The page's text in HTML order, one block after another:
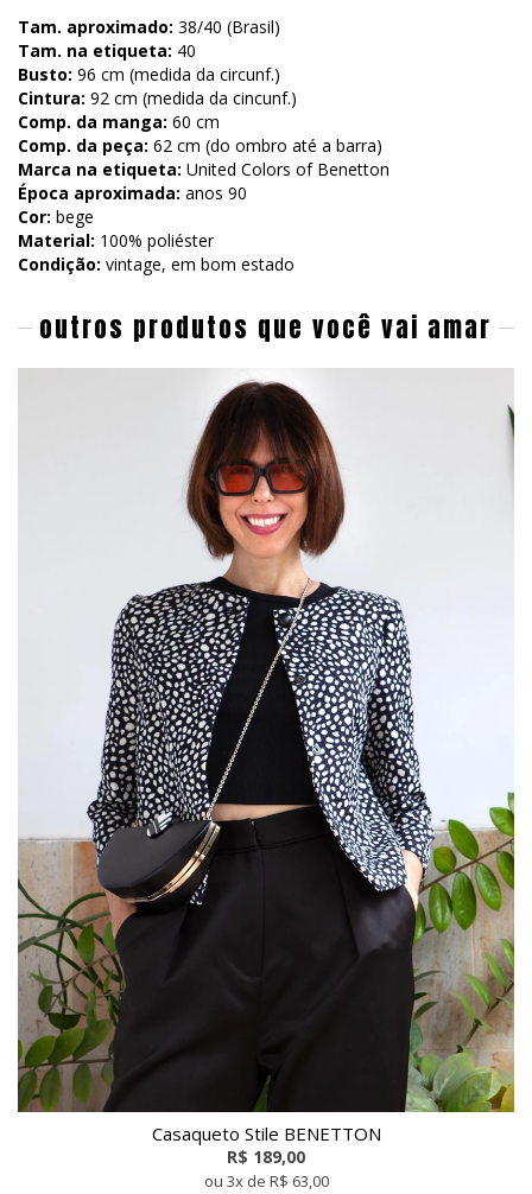
Tam. aproximado: 38/40 (Brasil)
Tam. na etiqueta: 40
Busto: 96 cm (medida da circunf.)
Cintura: 92 cm (medida da cincunf.)
Comp. da manga: 60 cm
Comp. da peça: 62 cm (do ombro até a barra)
Marca na etiqueta: United Colors of Benetton
Época aproximada: anos 90
Cor: bege
Material: 100% poliéster
Condição: vintage, em bom estado
outros produtos que você vai amar
Casaqueto Stile BENETTON
R$ 189,00
ou 3x de R$ 63,00